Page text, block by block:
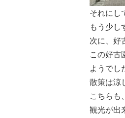
それにし
もう少し
次に、好
この好古
ようでし
散策は涼
こちらも
観光が出